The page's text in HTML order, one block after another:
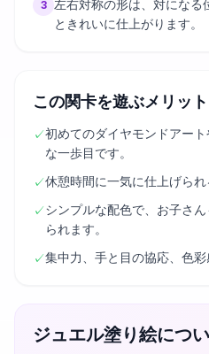
3
左右対称の形は、対になる
ときれいに仕上がります。
この関卡を遊ぶメリット
✓初めてのダイヤモンドアー
な一歩目です。
✓休憩時間に一気に仕上げられ
✓シンプルな配色で、お子さ
られます。
✓集中力、手と目の協応、色彩
ジュエル塗り絵につ